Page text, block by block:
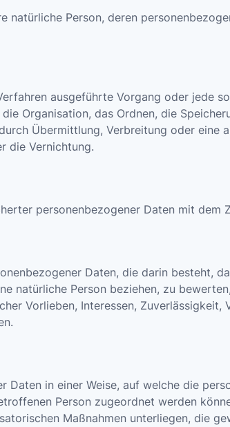
Person, deren
ausgeführte Vorgang oder jede
Organisation, das Ordnen, die
Übermittlung, Verbreitung oder eine
die Vernichtung.
personenbezogener Daten mit dem
Daten, die darin besteht,
natürliche Person beziehen, zu
Vorlieben, Interessen,
in einer Weise, auf welche die
Person zugeordnet werden
Maßnahmen unterliegen, die